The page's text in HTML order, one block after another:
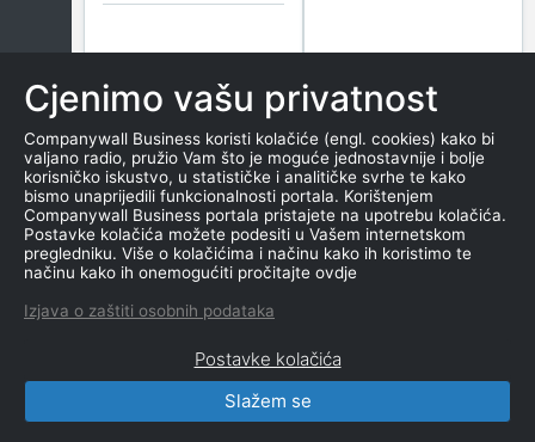
u tekućoj godini
(Tuženi)
0
Više informacija
DUGOVANJA
CompanyWall Business © 2026
korištenja | Obavijest o privatnosti
Cjenimo vašu privatnost
Companywall Business koristi kolačiće (engl. cookies) kako bi
valjano radio, pružio Vam što je moguće jednostavnije i bolje
korisničko iskustvo, u statističke i analitičke svrhe te kako
bismo unaprijedili funkcionalnosti portala. Korištenjem
Companywall Business portala pristajete na upotrebu kolačića.
Postavke kolačića možete podesiti u Vašem internetskom
pregledniku. Više o kolačićima i načinu kako ih koristimo te
načinu kako ih onemogućiti pročitajte ovdje
Izjava o zaštiti osobnih podataka
Postavke kolačića
Slažem se